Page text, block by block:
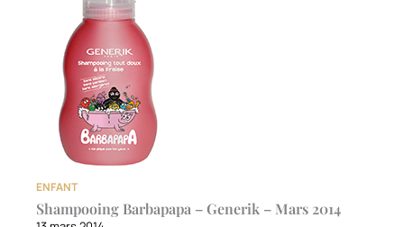
ENFANT
Shampooing Barbapapa – Generik – Mars 2014